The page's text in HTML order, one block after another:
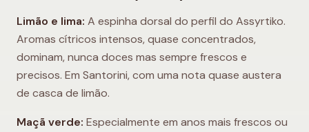
Limão e lima: A espinha dorsal do perfil do Assyrtiko.
Aromas cítricos intensos, quase concentrados,
dominam, nunca doces mas sempre frescos e
precisos. Em Santorini, com uma nota quase austera
de casca de limão.
Maçã verde: Especialmente em anos mais frescos ou